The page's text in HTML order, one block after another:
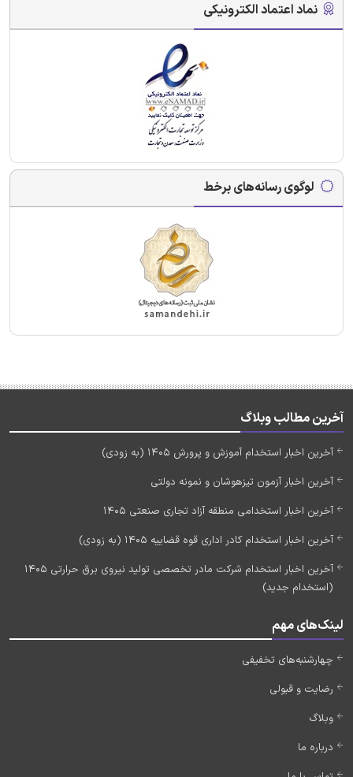
نماد اعتماد الکترونیکی
لوگوی رسانه‌های برخط
آخرین مطالب وبلاگ
آخرین اخبار استخدام آموزش و پرورش 1405 (به زودی)
آخرین اخبار آزمون تیزهوشان و نمونه دولتی
آخرین اخبار استخدامی منطقه آزاد تجاری صنعتی 1405
آخرین اخبار استخدام کادر اداری قوه قضاییه 1405 (به زودی)
آخرین اخبار استخدام شرکت مادر تخصصی تولید نیروی برق حرارتی 1405
(استخدام جدید)
لینک‌های مهم
چهارشنبه‌های تخفیفی
رضایت و قبولی
وبلاگ
درباره ما